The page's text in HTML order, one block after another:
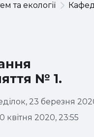
та екології
№ 1.
23 березня
квітня 2020, 23:55